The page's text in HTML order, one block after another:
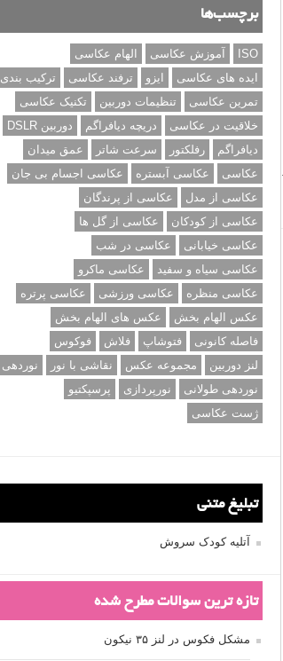
برچسب‌ها
ISO آموزش عکاسی
الهام عکاسی
ایده های عکاسی
ایزو ترفند عکاسی
ترکیب بندی
تمرین عکاسی
تنظیمات دوربین
تکنیک عکاسی
خلاقیت در عکاسی
دریچه دیافراگم
دوربین DSLR
دیافراگم
رفلکتور سرعت شاتر
عمق میدان
عکاسی
عکاسی آبستره
عکاسی اجسام بی جان
عکاسی از مدل
عکاسی از پرندگان
عکاسی از کودکان
عکاسی از گل ها
عکاسی خیابانی
عکاسی در شب
عکاسی سیاه و سفید
عکاسی ماکرو
عکاسی منظره
عکاسی ورزشی
عکاسی پرتره
عکس الهام بخش
عکس های الهام بخش
فاصله کانونی
فتوشاپ فلاش
فوکوس
لنز دوربین
مجموعه عکس نقاشی با نور
نوردهی
نوردهی طولانی
نورپردازی
پرسپکتیو
ژست عکاسی
تبلیغ متنی
آتلیه کودک سروش
تازه ترین سوالات مطرح شده
مشکل فکوس در لنز ۳۵ نیکون